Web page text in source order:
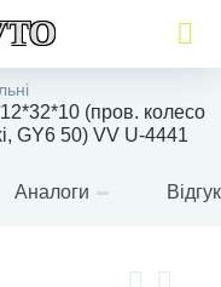
(пров. колесо
GY6 50) VV U-4441
Аналоги